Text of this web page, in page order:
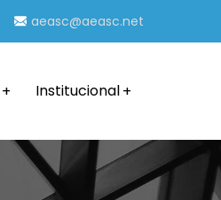
aeasc@aeasc.net
Institucional